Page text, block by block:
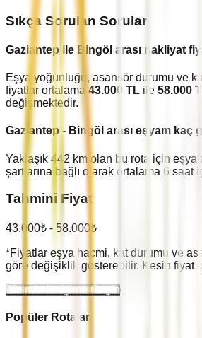
Sıkça Sorulan Sorular
Gaziantep ile Bingöl arası nakliyat
Eşya yoğunluğu, asansör durumu ve
fiyatlar ortalama 43.000 TL ile 58.000
değişmektedir.
Gaziantep - Bingöl arası eşyam kaç
Yaklaşık 442 km olan bu rota için
şartlarına bağlı olarak ortalama 6 saat
Tahmini Fiyat
43.000₺ - 58.000 ₺
*Fiyatlar eşya hacmi, kat durumu ve
göre değişiklik gösterebilir. Kesin fiyat
Bizimle İletişime Geçin
Popüler Rotalar